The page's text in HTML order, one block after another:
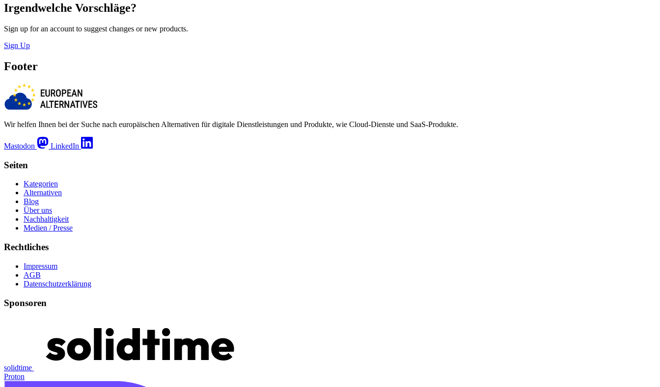
Irgendwelche Vorschläge?
Sign up for an account to suggest changes or new products.
Sign Up
Footer
Wir helfen Ihnen bei der Suche nach europäischen Alternativen für digitale Dienstleistungen und Produkte, wie Cloud-Dienste und SaaS-Produkte.
Mastodon LinkedIn
Seiten
Kategorien
Alternativen
Blog
Über uns
Nachhaltigkeit
Medien / Presse
Rechtliches
Impressum
AGB
Datenschutzerklärung
Sponsoren
solidtime
Proton